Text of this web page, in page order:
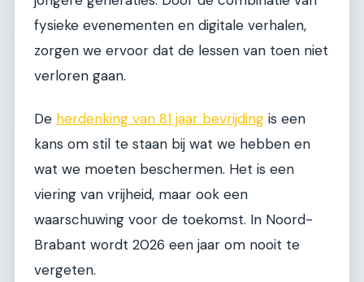
fysieke evenementen en digitale verhalen,
zorgen we ervoor dat de lessen van toen niet
verloren gaan.
De herdenking van 81 jaar bevrijding is een
kans om stil te staan bij wat we hebben en
wat we moeten beschermen. Het is een
viering van vrijheid, maar ook een
waarschuwing voor de toekomst. In Noord-
Brabant wordt 2026 een jaar om nooit te
vergeten.